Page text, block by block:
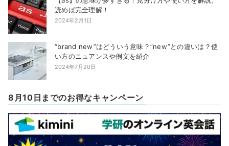
読めば完全理解！
2024年2月1日
“brand new”はどういう意味？”new”との違いは？使
い方のニュアンスや例文を紹介
2024年7月20日
8月10日までのお得なキャンペーン